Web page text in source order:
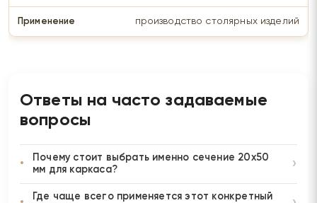
производство столярных изделий
Ответы на часто задаваемые
вопросы
Почему стоит выбрать именно сечение 20х50
мм для каркаса?
Где чаще всего применяется этот конкретный